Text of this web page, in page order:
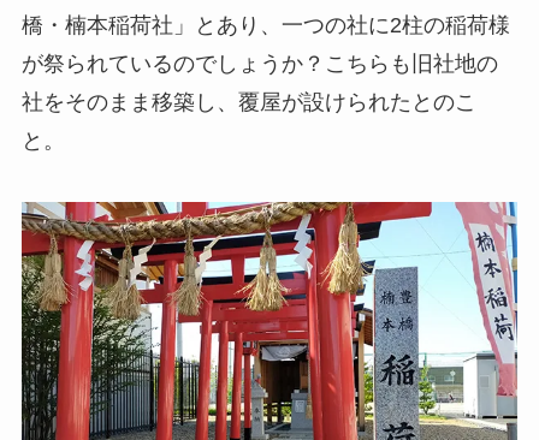
橋・楠本稲荷社」とあり、一つの社に2柱の稲荷様
が祭られているのでしょうか？こちらも旧社地の
社をそのまま移築し、覆屋が設けられたとのこ
と。